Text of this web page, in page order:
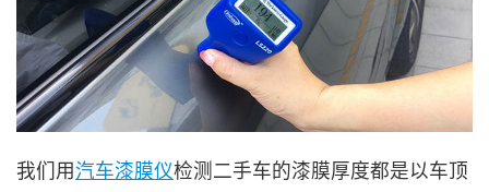
我们用汽车漆膜仪检测二手车的漆膜厚度都是以车顶